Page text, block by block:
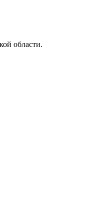
области.